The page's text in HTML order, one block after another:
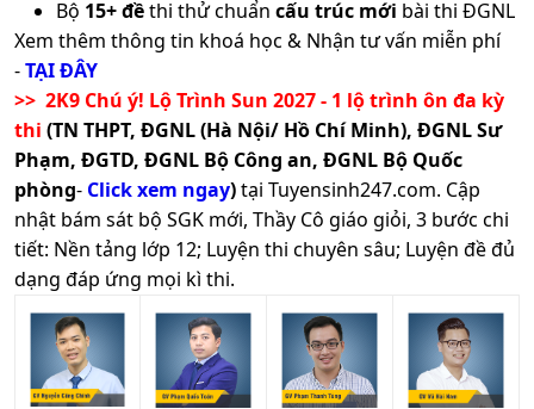
Bộ 15+ đềthi thử chuẩn cấu trúc mới bài thi ĐGNL
Xem thêm thông tin khoá học & Nhận tư vấn miễn phí
-TẠI ĐÂY
>> 2K9 Chú ý! Lộ Trình Sun 2027 - 1 lộ trình ôn đa kỳ
thi (TN THPT, ĐGNL (Hà Nội/ Hồ Chí Minh), ĐGNL Sư
Phạm, ĐGTD, ĐGNL Bộ Công an, ĐGNL Bộ Quốc
phòng- Click xem ngay)tại Tuyensinh247.com. Cập
nhật bám sát bộ SGK mới, Thầy Cô giáo giỏi, 3 bước chi
tiết: Nền tảng lớp 12; Luyện thi chuyên sâu; Luyện đề đủ
dạng đáp ứng mọi kì thi.